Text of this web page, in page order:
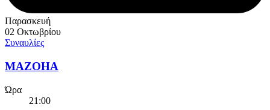
Παρασκευή
02 Οκτωβρίου
Συναυλίες
MAZOHA
Ώρα
21:00